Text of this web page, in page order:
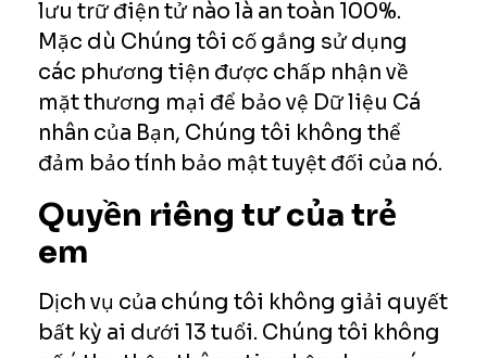
lưu trữ điện tử nào là an toàn 100%.
Mặc dù Chúng tôi cố gắng sử dụng
các phương tiện được chấp nhận về
mặt thương mại để bảo vệ Dữ liệu Cá
nhân của Bạn, Chúng tôi không thể
đảm bảo tính bảo mật tuyệt đối của nó.
Quyền riêng tư của trẻ
em
Dịch vụ của chúng tôi không giải quyết
bất kỳ ai dưới 13 tuổi. Chúng tôi không